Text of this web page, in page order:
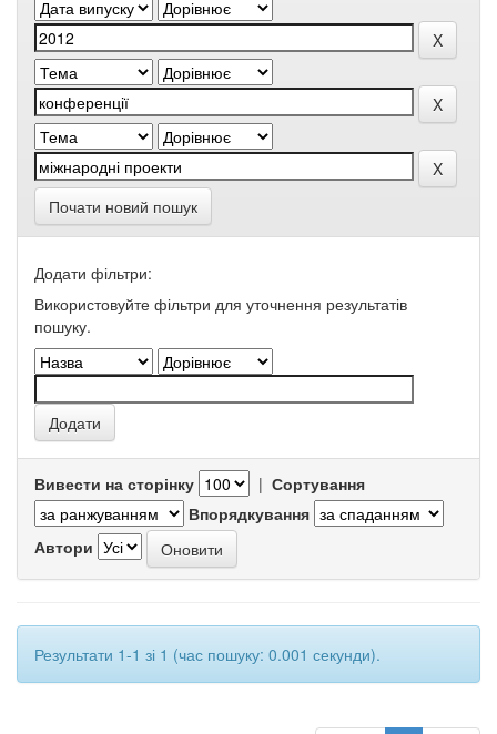
Почати новий пошук
Додати фільтри:
Використовуйте фільтри для уточнення результатів
пошуку.
Вивести на сторінку | Сортування
Впорядкування
Автори
Результати 1-1 зі 1 (час пошуку: 0.001 секунди).